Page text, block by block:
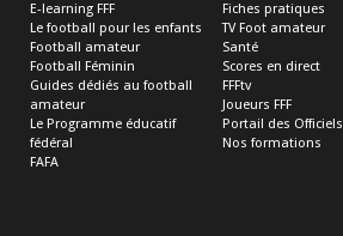
E-learning FFF
Le football pour les enfants
Football amateur
Football Féminin
Guides dédiés au football
amateur
Le Programme éducatif
fédéral
FAFA
Fiches pratiques
TV Foot amateur
Santé
Scores en direct
FFFtv
Joueurs FFF
Portail des Officiels
Nos formations